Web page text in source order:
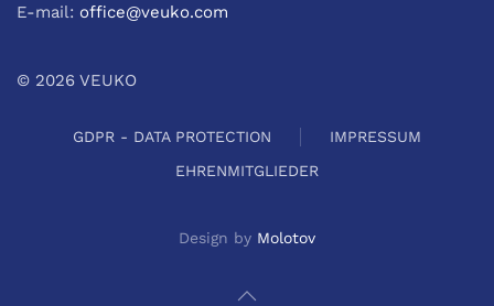
E-mail: office@veuko.com
© 2026 VEUKO
GDPR - DATA PROTECTION
IMPRESSUM
EHRENMITGLIEDER
Design by Molotov